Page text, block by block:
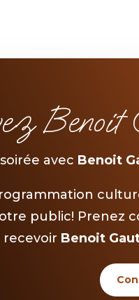
Benoit
avec Benoit
public! Prenez
recevoir Benoit